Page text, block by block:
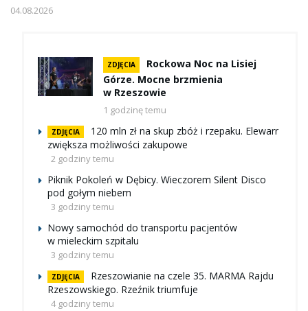
04.08.2026
ZDJĘCIA
Rockowa Noc na Lisiej
Górze. Mocne brzmienia
w Rzeszowie
1 godzinę temu
ZDJĘCIA
120 mln zł na skup zbóż i rzepaku. Elewarr
zwiększa możliwości zakupowe
2 godziny temu
Piknik Pokoleń w Dębicy. Wieczorem Silent Disco
pod gołym niebem
3 godziny temu
Nowy samochód do transportu pacjentów
w mieleckim szpitalu
3 godziny temu
ZDJĘCIA
Rzeszowianie na czele 35. MARMA Rajdu
Rzeszowskiego. Rzeźnik triumfuje
4 godziny temu